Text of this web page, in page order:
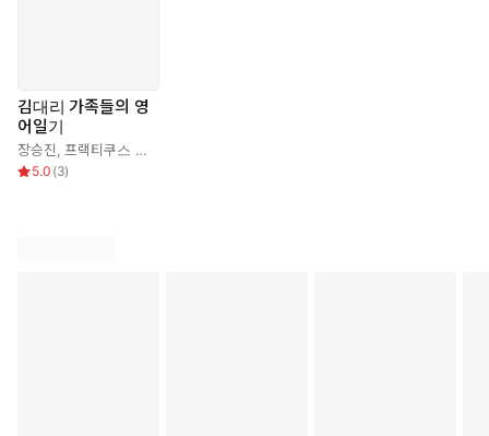
김대리 가족들의 영
어일기
장승진 프랙티쿠스 연구팀
5.0 (3)